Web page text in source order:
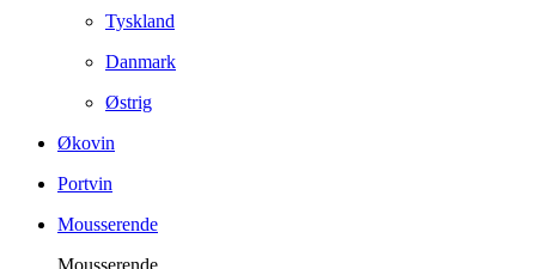
Tyskland
Danmark
Østrig
Økovin
Portvin
Mousserende
Mousserende